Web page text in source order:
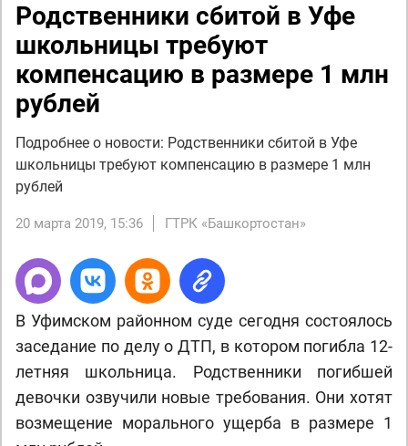
Родственники сбитой в Уфе
школьницы требуют
компенсацию в размере 1 млн
рублей
Подробнее о новости: Родственники сбитой в Уфе
школьницы требуют компенсацию в размере 1 млн
рублей
20 марта 2019, 15:36 ГТРК «Башкортостан»
В Уфимском районном суде сегодня состоялось
заседание по делу о ДТП, в котором погибла 12-
летняя школьница. Родственники погибшей
девочки озвучили новые требования. Они хотят
возмещение морального ущерба в размере 1